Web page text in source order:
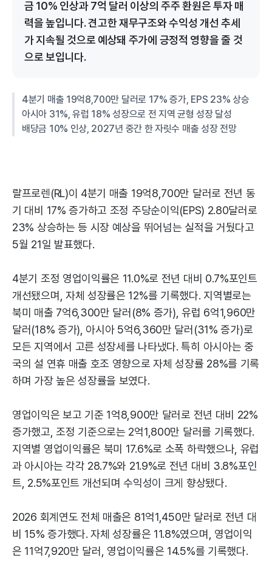
금 10% 인상과 7억 달러 이상의 주주 환원은 투자 매
력을 높입니다. 견고한 재무구조와 수익성 개선 추세
가 지속될 것으로 예상돼 주가에 긍정적 영향을 줄 것
으로 보입니다.
4분기 매출 19억8,700만 달러로 17% 증가, EPS 23% 상승
아시아 31%, 유럽 18% 성장으로 전 지역 균형 성장 달성
배당금 10% 인상, 2027년 중간 한 자릿수 매출 성장 전망
랄프로렌(RL)이 4분기 매출 19억8,700만 달러로 전년 동
기 대비 17% 증가하고 조정 주당순이익(EPS) 2.80달러로
23% 상승하는 등 시장 예상을 뛰어넘는 실적을 거뒀다고
5월 21일 발표했다.
4분기 조정 영업이익률은 11.0%로 전년 대비 0.7%포인트
개선됐으며, 자체 성장률은 12%를 기록했다. 지역별로는
북미 매출 7억6,300만 달러(8% 증가), 유럽 6억1,960만
달러(18% 증가), 아시아 5억6,360만 달러(31% 증가)로
모든 지역에서 고른 성장세를 나타냈다. 특히 아시아는 중
국의 설 연휴 매출 호조 영향으로 자체 성장률 28%를 기록
하며 가장 높은 성장률을 보였다.
영업이익은 보고 기준 1억8,900만 달러로 전년 대비 22%
증가했고, 조정 기준으로는 2억1,800만 달러를 기록했다.
지역별 영업이익률은 북미 17.6%로 소폭 하락했으나, 유럽
과 아시아는 각각 28.7%와 21.9%로 전년 대비 3.8%포인
트, 2.5%포인트 개선되며 수익성이 크게 향상됐다.
2026 회계연도 전체 매출은 81억1,450만 달러로 전년 대
비 15% 증가했다. 자체 성장률은 11.8%였으며, 영업이익
은 11억7,920만 달러, 영업이익률은 14.5%를 기록했다.